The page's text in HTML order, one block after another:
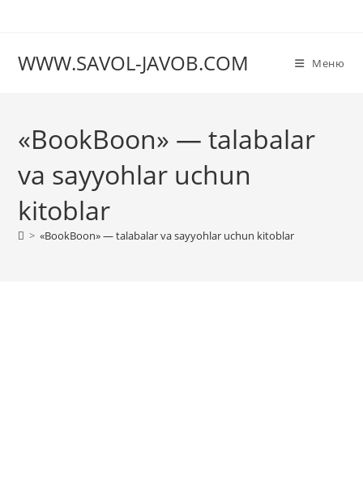
WWW.SAVOL-JAVOB.COM Меню
«BookBoon» — talabalar
va sayyohlar uchun
kitoblar
> «BookBoon» — talabalar va sayyohlar uchun kitoblar